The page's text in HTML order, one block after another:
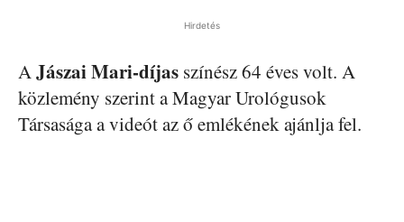
Hirdetés
AJászai Mari-díjas színész 64 éves volt. A
közlemény szerint a Magyar Urológusok
Társasága a videót az ő emlékének ajánlja fel.